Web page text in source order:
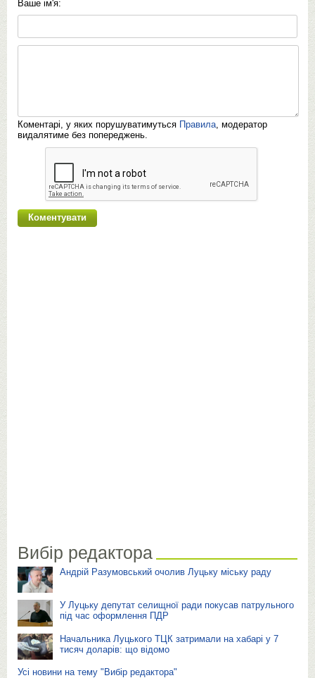
Ваше ім'я:
Коментарі, у яких порушуватимуться Правила , модератор
видалятиме без попереджень.
Вибір редактора
Андрій Разумовський очолив Луцьку міську раду
У Луцьку депутат селищної ради покусав патрульного
під час оформлення ПДР
Начальника Луцького ТЦК затримали на хабарі у 7
тисяч доларів: що відомо
Усі новини на тему "Вибір редактора"